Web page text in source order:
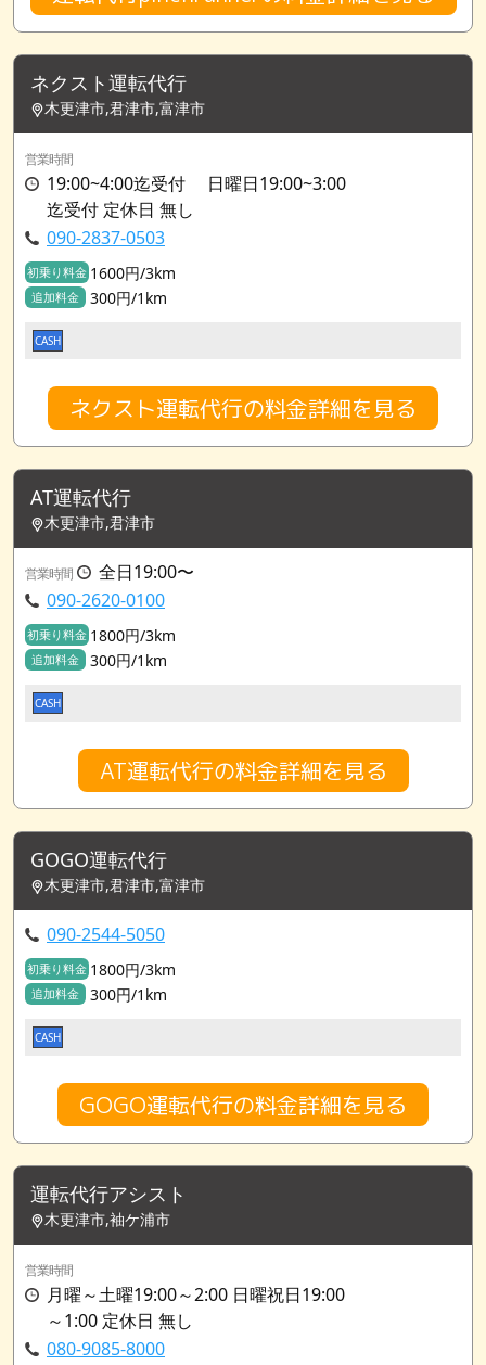
ネクスト運転代行
木更津市,君津市,富津市
営業時間
19:00~4:00迄受付 日曜日19:00~3:00
迄受付 定休日 無し
090-2837-0503
初乗り料金 1600円/3km
追加料金 300円/1km
CASH
ネクスト運転代行の料金詳細を見る
AT運転代行
木更津市,君津市
営業時間
全日19:00〜
090-2620-0100
初乗り料金 1800円/3km
追加料金 300円/1km
CASH
AT運転代行の料金詳細を見る
GOGO運転代行
木更津市,君津市,富津市
090-2544-5050
初乗り料金 1800円/3km
追加料金 300円/1km
CASH
GOGO運転代行の料金詳細を見る
運転代行アシスト
木更津市,袖ケ浦市
営業時間
月曜～土曜19:00～2:00 日曜祝日19:00
～1:00 定休日 無し
080-9085-8000